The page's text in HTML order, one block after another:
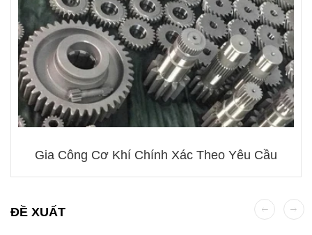
Gia Công Cơ Khí Chính Xác Theo Yêu Cầu
ĐỀ XUẤT